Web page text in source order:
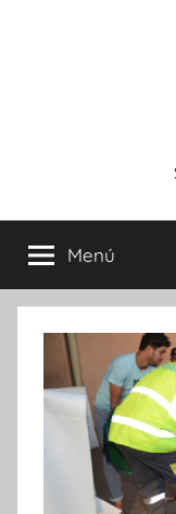
Sahara
Noticias
Menú